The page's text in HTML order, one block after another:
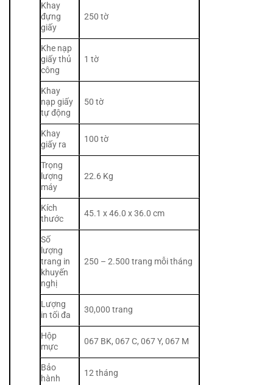
Khay
đựng
giấy
250 tờ
Khe nạp
giấy thủ
công
1 tờ
Khay
nạp giấy
tự động
50 tờ
Khay
giấy ra
100 tờ
Trọng
lượng
máy
22.6 Kg
Kích
thước
45.1 x 46.0 x 36.0 cm
Số
lượng
trang in
khuyến
nghị
250 – 2.500 trang mỗi tháng
Lượng
in tối đa
30,000 trang
Hộp
mực
067 BK, 067 C, 067 Y, 067 M
Bảo
hành
12 tháng